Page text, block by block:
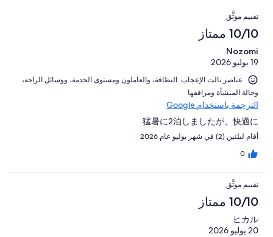
تقييمات
النزلاء
من
تقييمات
النزلاء
من
أصل
1003
من
تقييمات
النزلاء
التقييمات
تقييم موثَّق
10/10 ممتاز
Nozomi
19 يوليو 2026
عناصر نالت الإعجاب: ⁦النظافة⁩، و⁦العاملون ومستوى الخدمة⁩، و⁦وسائل الراحة⁩،
و⁦حالة المنشأة ومرافقها⁩
الترجمة باستخدام Google
猛暑に2泊しましたが、快適に
أقام ليلتين (2) في شهر يوليو عام 2026
0
تقييم موثَّق
10/10 ممتاز
ヒカル
20 يوليو 2026